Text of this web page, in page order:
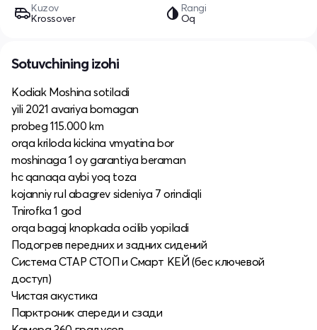
Kuzov
Krossover
Rangi
Oq
Sotuvchining izohi
Kodiak Moshina sotiladi
yili 2021 avariya bomagan
probeg 115.000 km
orqa kriloda kickina vmyatina bor
moshinaga 1 oy garantiya beraman
hc qanaqa aybi yoq toza
kojanniy rul abagrev sideniya 7 orindiqli
Tnirofka 1 god
orqa bagaj knopkada ocilib yopiladi
Подогрев передних и задних сидений
Система СТАР СТОП и Смарт КЕЙ (бес ключевой
доступ)
Чистая акустика
Парктроник спереди и сзади